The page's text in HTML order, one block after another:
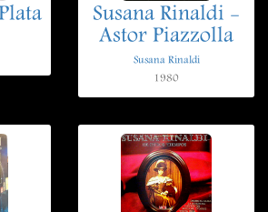
Susana Rinaldi -
Astor Piazzolla
Susana Rinaldi
1980